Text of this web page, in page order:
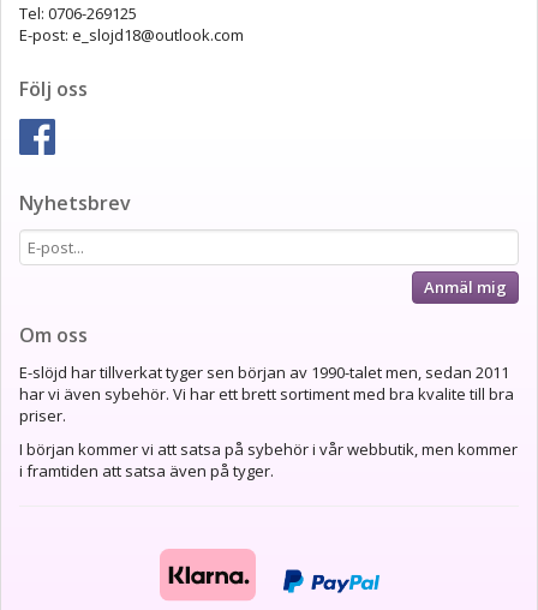
Tel: 0706-269125
E-post: e_slojd18@outlook.com
Följ oss
Nyhetsbrev
Anmäl mig
Om oss
E-slöjd har tillverkat tyger sen början av 1990-talet men, sedan 2011
har vi även sybehör. Vi har ett brett sortiment med bra kvalite till bra
priser.
I början kommer vi att satsa på sybehör i vår webbutik, men kommer
i framtiden att satsa även på tyger.